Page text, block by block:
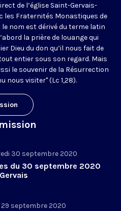
de l’église Saint-Gervais-
les Fraternités Monastiques de
le nom est dérivé du terme latin
la prière de louange qui
Dieu du don qu’il nous fait de
entier sous son regard. Mais
le souvenir de la Résurrection
nous visiter" (Lc 1,28).
30 septembre 2020
du 30 septembre 2020
29 septembre 2020